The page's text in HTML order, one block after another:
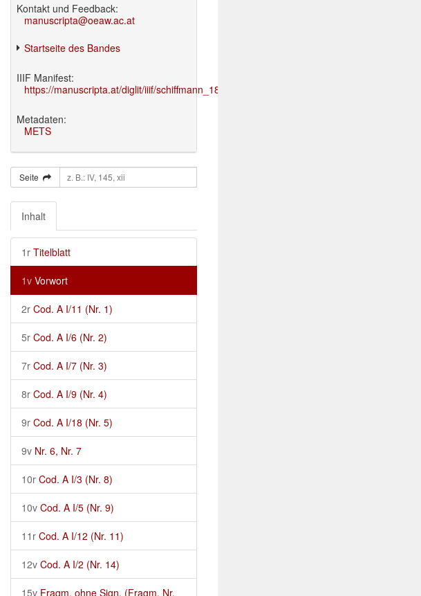
Kontakt und Feedback:
manuscripta@oeaw.ac.at
Startseite des Bandes
IIIF Manifest:
https://manuscripta.at/diglit/iiif/schiffmann_1895/manifest.json
Metadaten:
METS
Seite
Inhalt
1r Titelblatt
1v Vorwort
2r Cod. A I/11 (Nr. 1)
5r Cod. A I/6 (Nr. 2)
7r Cod. A I/7 (Nr. 3)
8r Cod. A I/9 (Nr. 4)
9r Cod. A I/18 (Nr. 5)
9v Nr. 6, Nr. 7
10r Cod. A I/3 (Nr. 8)
10v Cod. A I/5 (Nr. 9)
11r Cod. A I/12 (Nr. 11)
12v Cod. A I/2 (Nr. 14)
15v Fragm. ohne Sign. (Fragm. Nr.